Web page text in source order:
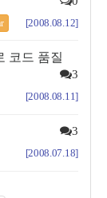
[2008.08.12]
코드 품질
3
[2008.08.11]
3
[2008.07.18]